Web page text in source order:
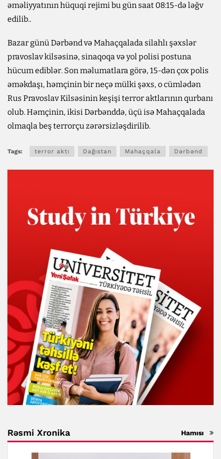
əməliyyatının hüquqi rejimi bu gün saat 08:15-də ləğv
edilib..
Bazar günü Dərbənd və Mahaçqalada silahlı şəxslər
pravoslav kilsəsinə, sinaqoqa və yol polisi postuna
hücum ediblər. Son məlumatlara görə, 15-dən çox polis
əməkdaşı, həmçinin bir neçə mülki şəxs, o cümlədən
Rus Pravoslav Kilsəsinin keşişi terror aktlarının qurbanı
olub. Həmçinin, ikisi Dərbənddə, üçü isə Mahaçqalada
olmaqla beş terrorçu zərərsizləşdirilib.
Tags: terror aktı Dağıstan Mahaçqala Dərbənd
Rəsmi Xronika Hamısı